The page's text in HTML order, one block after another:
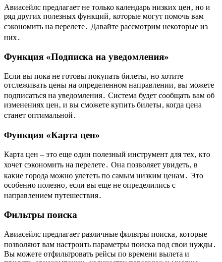
Авиасейлс предлагает не только календарь низких цен‚ но и
ряд других полезных функций‚ которые могут помочь вам
сэкономить на перелете․ Давайте рассмотрим некоторые из
них․
Функция «Подписка на уведомления»
Если вы пока не готовы покупать билеты‚ но хотите
отслеживать цены на определенном направлении‚ вы можете
подписаться на уведомления․ Система будет сообщать вам об
изменениях цен‚ и вы сможете купить билеты‚ когда цена
станет оптимальной․
Функция «Карта цен»
Карта цен – это еще один полезный инструмент для тех‚ кто
хочет сэкономить на перелете․ Она позволяет увидеть‚ в
какие города можно улететь по самым низким ценам․ Это
особенно полезно‚ если вы еще не определились с
направлением путешествия․
Фильтры поиска
Авиасейлс предлагает различные фильтры поиска‚ которые
позволяют вам настроить параметры поиска под свои нужды․
Вы можете отфильтровать рейсы по времени вылета и